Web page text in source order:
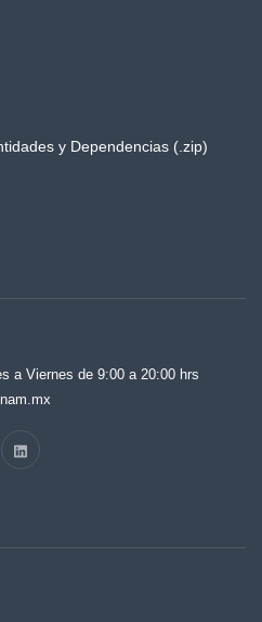
y Dependencias (.zip)
a Viernes de 9:00 a 20:00 hrs